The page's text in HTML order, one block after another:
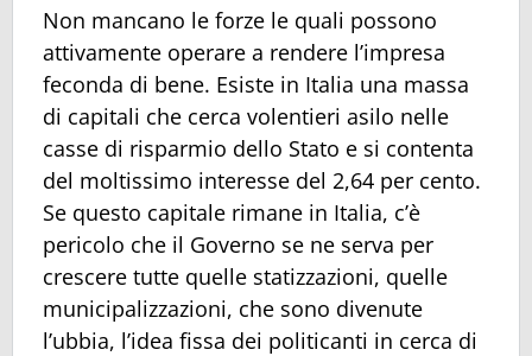
Non mancano le forze le quali possono
attivamente operare a rendere l’impresa
feconda di bene. Esiste in Italia una massa
di capitali che cerca volentieri asilo nelle
casse di risparmio dello Stato e si contenta
del moltissimo interesse del 2,64 per cento.
Se questo capitale rimane in Italia, c’è
pericolo che il Governo se ne serva per
crescere tutte quelle statizzazioni, quelle
municipalizzazioni, che sono divenute
l’ubbia, l’idea fissa dei politicanti in cerca di